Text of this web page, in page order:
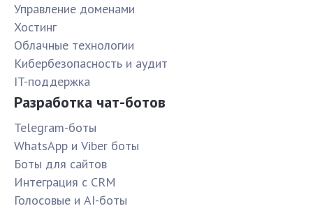
Управление доменами
Хостинг
Облачные технологии
Кибербезопасность и аудит
IT-поддержка
Разработка чат-ботов
Telegram-боты
WhatsApp и Viber боты
Боты для сайтов
Интеграция с CRM
Голосовые и AI-боты